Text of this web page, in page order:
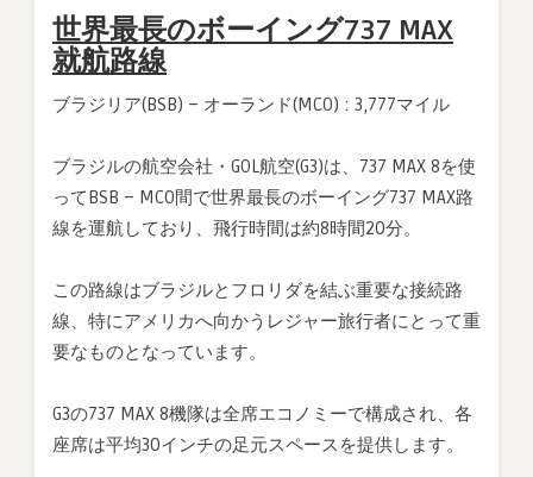
世界最長のボーイング737 MAX
就航路線
ブラジリア(BSB) – オーランド(MCO) : 3,777マイル
ブラジルの航空会社・GOL航空(G3)は、737 MAX 8を使
ってBSB – MCO間で世界最長のボーイング737 MAX路
線を運航しており、飛行時間は約8時間20分。
この路線はブラジルとフロリダを結ぶ重要な接続路
線、特にアメリカへ向かうレジャー旅行者にとって重
要なものとなっています。
G3の737 MAX 8機隊は全席エコノミーで構成され、各
座席は平均30インチの足元スペースを提供します。